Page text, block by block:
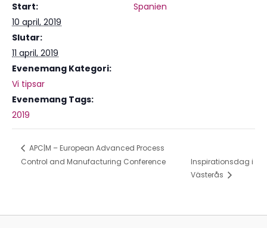
Start:
10 april, 2019
Slutar:
11 april, 2019
Evenemang Kategori:
Vi tipsar
Evenemang Tags:
2019
Spanien
APC|M – European Advanced Process
Control and Manufacturing Conference
Inspirationsdag i
Västerås